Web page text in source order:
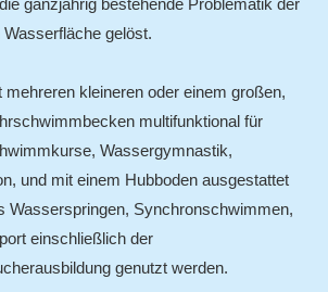
ganzjährig bestehende Problematik der
gelöst.
mehreren kleineren oder einem großen,
multifunktional für
Wassergymnastik,
und mit einem Hubboden ausgestattet
Wasserspringen, Synchronschwimmen,
einschließlich der
genutzt werden.